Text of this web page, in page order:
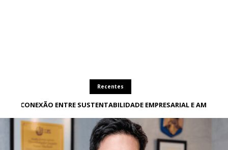
Recentes
A CONEXÃO ENTRE SUSTENTABILIDADE EMPRESARIAL E